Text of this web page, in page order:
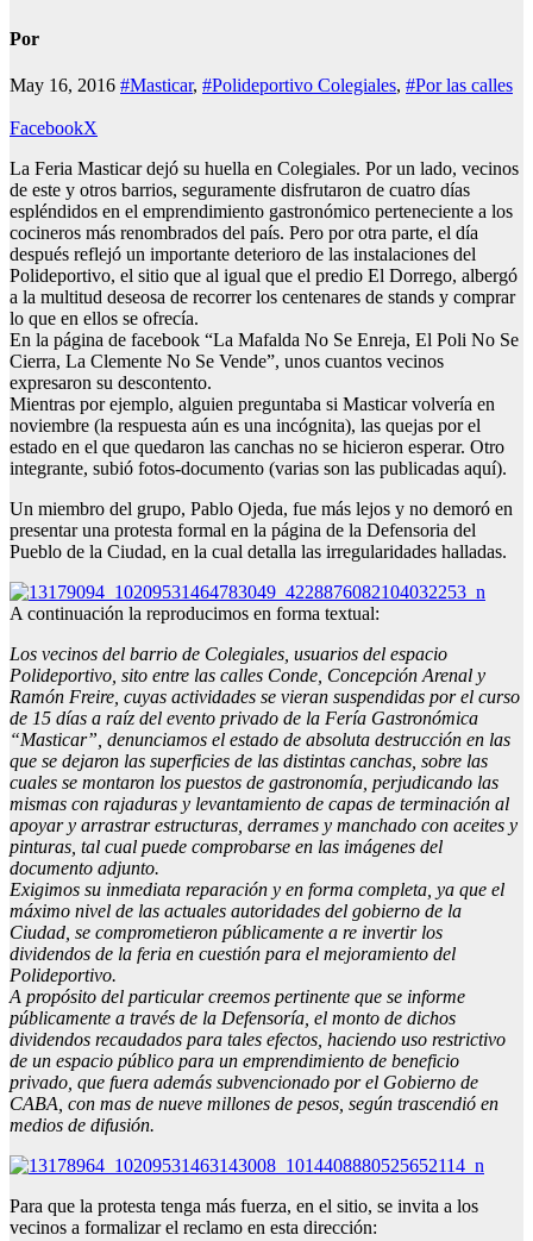
Por
May 16, 2016 #Masticar, #Polideportivo Colegiales, #Por las calles
FacebookX
La Feria Masticar dejó su huella en Colegiales. Por un lado, vecinos
de este y otros barrios, seguramente disfrutaron de cuatro días
espléndidos en el emprendimiento gastronómico perteneciente a los
cocineros más renombrados del país. Pero por otra parte, el día
después reflejó un importante deterioro de las instalaciones del
Polideportivo, el sitio que al igual que el predio El Dorrego, albergó
a la multitud deseosa de recorrer los centenares de stands y comprar
lo que en ellos se ofrecía.
En la página de facebook “La Mafalda No Se Enreja, El Poli No Se
Cierra, La Clemente No Se Vende”, unos cuantos vecinos
expresaron su descontento.
Mientras por ejemplo, alguien preguntaba si Masticar volvería en
noviembre (la respuesta aún es una incógnita), las quejas por el
estado en el que quedaron las canchas no se hicieron esperar. Otro
integrante, subió fotos-documento (varias son las publicadas aquí).
Un miembro del grupo, Pablo Ojeda, fue más lejos y no demoró en
presentar una protesta formal en la página de la Defensoria del
Pueblo de la Ciudad, en la cual detalla las irregularidades halladas.
A continuación la reproducimos en forma textual:
Los vecinos del barrio de Colegiales, usuarios del espacio
Polideportivo, sito entre las calles Conde, Concepción Arenal y
Ramón Freire, cuyas actividades se vieran suspendidas por el curso
de 15 días a raíz del evento privado de la Fería Gastronómica
“Masticar”, denunciamos el estado de absoluta destrucción en las
que se dejaron las superficies de las distintas canchas, sobre las
cuales se montaron los puestos de gastronomía, perjudicando las
mismas con rajaduras y levantamiento de capas de terminación al
apoyar y arrastrar estructuras, derrames y manchado con aceites y
pinturas, tal cual puede comprobarse en las imágenes del
documento adjunto.
Exigimos su inmediata reparación y en forma completa, ya que el
máximo nivel de las actuales autoridades del gobierno de la
Ciudad, se comprometieron públicamente a re invertir los
dividendos de la feria en cuestión para el mejoramiento del
Polideportivo.
A propósito del particular creemos pertinente que se informe
públicamente a través de la Defensoría, el monto de dichos
dividendos recaudados para tales efectos, haciendo uso restrictivo
de un espacio público para un emprendimiento de beneficio
privado, que fuera además subvencionado por el Gobierno de
CABA, con mas de nueve millones de pesos, según trascendió en
medios de difusión.
Para que la protesta tenga más fuerza, en el sitio, se invita a los
vecinos a formalizar el reclamo en esta dirección: